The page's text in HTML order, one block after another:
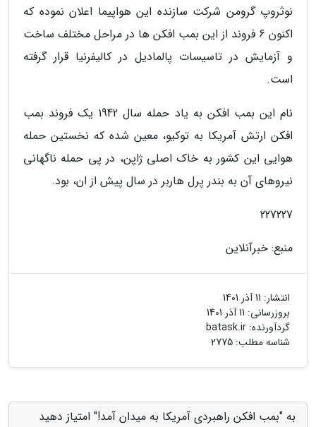
نوثروپ گرومن شرکت سازنده این هواپیما اعلان نموده که
اکنون 6 فروند از این بمب افکن ها در مراحل مختلف ساخت
و آزمایش در تاسیسات پالمادیل در کالیفرنیا قرار گرفته
است.
نام این بمب افکن به یاد حمله سال 1942 یک فروند بمب
افکن ارتش آمریکا به توکیو، معین شده که نخستین حمله
هوایی این کشور به خاک اصلی ژاپن، در پی حمله ناگهانی
نیروهای آن به بندر پرل هاربر در سال پیش از ان، بود.
227227
منبع: خبرآنلاین
انتشار: 11 آذر 1401
بروزرسانی: 11 آذر 1401
گردآورنده: batask.ir
شناسه مطلب: 2775
به "بمب افکن راهبردی آمریکا به میدان آمد!" امتیاز دهید